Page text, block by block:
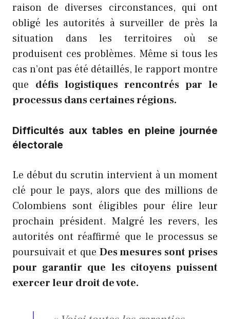
raison de diverses circonstances, qui ont
obligé les autorités à surveiller de près la
situation dans les territoires où se
produisent ces problèmes. Même si tous les
cas n’ont pas été détaillés, le rapport montre
que défis logistiques rencontrés par le
processus dans certaines régions.
Difficultés aux tables en pleine journée
électorale
Le début du scrutin intervient à un moment
clé pour le pays, alors que des millions de
Colombiens sont éligibles pour élire leur
prochain président. Malgré les revers, les
autorités ont réaffirmé que le processus se
poursuivait et que Des mesures sont prises
pour garantir que les citoyens puissent
exercer leur droit de vote.